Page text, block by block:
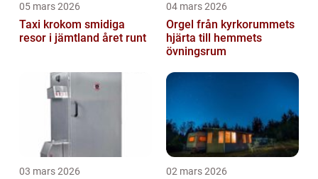
05 mars 2026
Taxi krokom smidiga
resor i jämtland året runt
04 mars 2026
Orgel från kyrkorummets
hjärta till hemmets
övningsrum
03 mars 2026 02 mars 2026